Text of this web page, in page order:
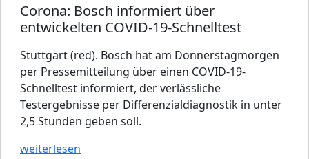
Corona: Bosch informiert über
entwickelten COVID-19-Schnelltest
Stuttgart (red). Bosch hat am Donnerstagmorgen
per Pressemitteilung über einen COVID-19-
Schnelltest informiert, der verlässliche
Testergebnisse per Differenzialdiagnostik in unter
2,5 Stunden geben soll.
weiterlesen